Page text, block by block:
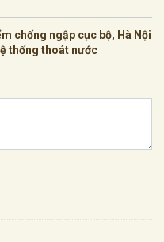
chống ngập cục bộ, Hà Nội
thống thoát nước